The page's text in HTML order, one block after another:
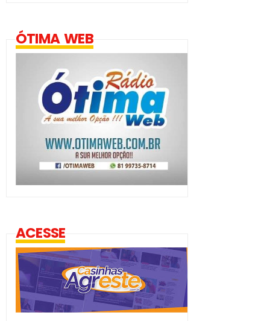
ÓTIMA WEB
ACESSE